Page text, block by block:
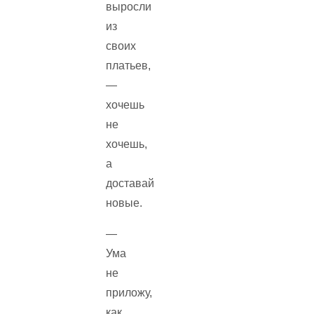
выросли
из
своих
платьев,
—
хочешь
не
хочешь,
а
доставай
новые.
—
Ума
не
приложу,